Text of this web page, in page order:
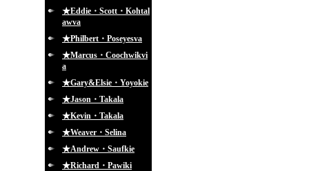
★Eddie・Scott・Kohtal
awva
★Philbert・Poseyesva
★Marcus・Coochwikvi
a
★Gary&Elsie・Yoyokie
★Jason・Takala
★Kevin・Takala
★Weaver・Selina
★Andrew・Saufkie
★Richard・Pawiki